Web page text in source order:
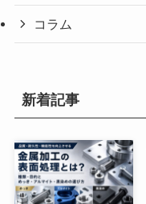
コラム
新着記事